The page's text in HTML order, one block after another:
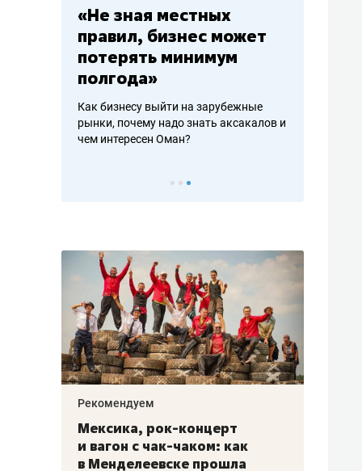
«Не зная местных
правил, бизнес может
потерять минимум
полгода»
Как бизнесу выйти на зарубежные
рынки, почему надо знать аксакалов и
чем интересен Оман?
Рекомендуем
Мексика, рок-концерт
и вагон с чак-чаком: как
в Менделеевске прошла